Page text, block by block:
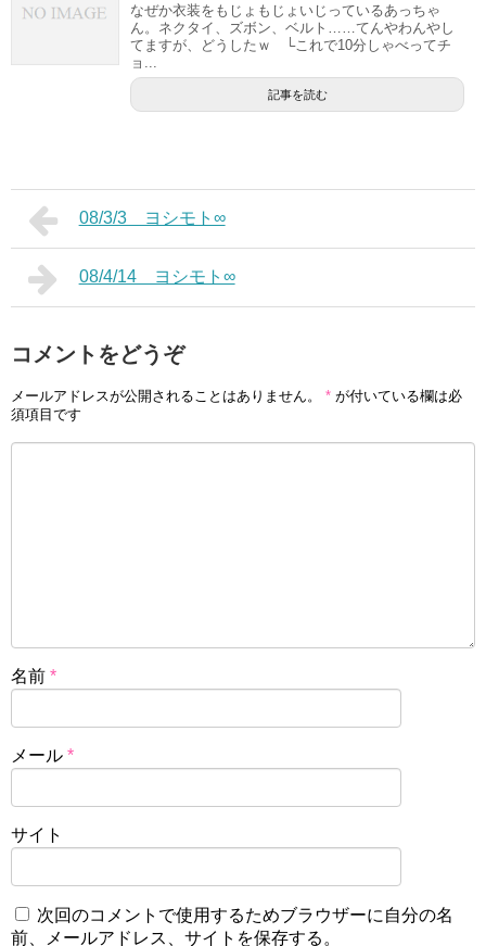
なぜか衣装をもじょもじょいじっているあっちゃ
ん。ネクタイ、ズボン、ベルト……てんやわんやし
てますが、どうしたｗ └これで10分しゃべってチ
ョ...
記事を読む
08/3/3 ヨシモト∞
08/4/14 ヨシモト∞
コメントをどうぞ
メールアドレスが公開されることはありません。 * が付いている欄は必
須項目です
名前 *
メール *
サイト
次回のコメントで使用するためブラウザーに自分の名
前、メールアドレス、サイトを保存する。